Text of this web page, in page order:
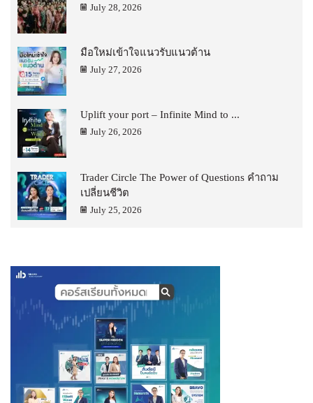
July 28, 2026
มือใหม่เข้าใจแนวรับแนวต้าน
July 27, 2026
Uplift your port – Infinite Mind to ...
July 26, 2026
Trader Circle The Power of Questions คำถาม
เปลี่ยนชีวิต
July 25, 2026